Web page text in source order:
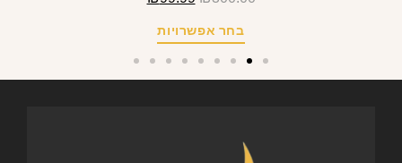
בחר אפשרויות